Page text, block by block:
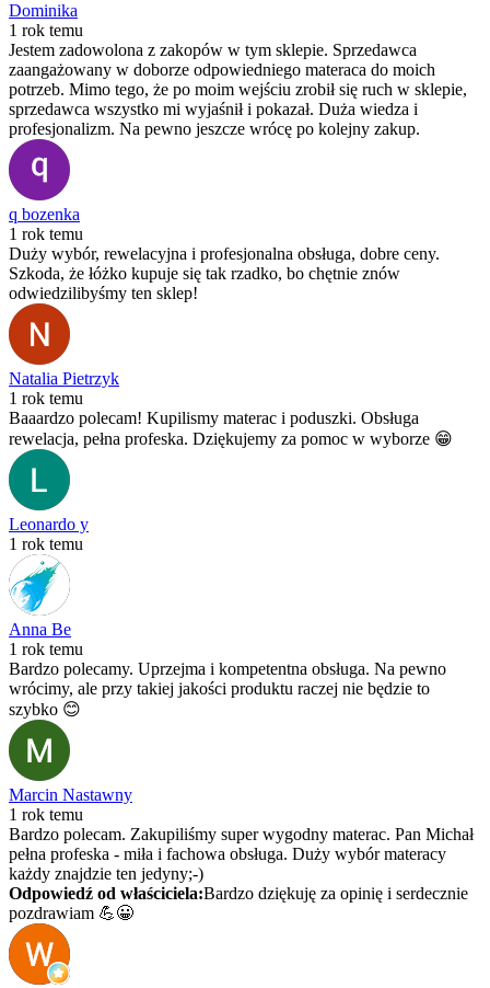
Dominika
1 rok temu
Jestem zadowolona z zakopów w tym sklepie. Sprzedawca
zaangażowany w doborze odpowiedniego materaca do moich
potrzeb. Mimo tego, że po moim wejściu zrobił się ruch w sklepie,
sprzedawca wszystko mi wyjaśnił i pokazał. Duża wiedza i
profesjonalizm. Na pewno jeszcze wrócę po kolejny zakup.
q bozenka
1 rok temu
Duży wybór, rewelacyjna i profesjonalna obsługa, dobre ceny.
Szkoda, że łóżko kupuje się tak rzadko, bo chętnie znów
odwiedzilibyśmy ten sklep!
Natalia Pietrzyk
1 rok temu
Baaardzo polecam! Kupilismy materac i poduszki. Obsługa
rewelacja, pełna profeska. Dziękujemy za pomoc w wyborze 😁
Leonardo y
1 rok temu
Anna Be
1 rok temu
Bardzo polecamy. Uprzejma i kompetentna obsługa. Na pewno
wrócimy, ale przy takiej jakości produktu raczej nie będzie to
szybko 😊
Marcin Nastawny
1 rok temu
Bardzo polecam. Zakupiliśmy super wygodny materac. Pan Michał
pełna profeska - miła i fachowa obsługa. Duży wybór materacy
każdy znajdzie ten jedyny;-)
Odpowiedź od właściciela:Bardzo dziękuję za opinię i serdecznie
pozdrawiam 💪😀